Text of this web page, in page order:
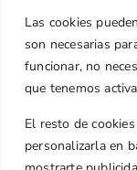
Las cookies
son necesarias
funcionar, no
que tenemos
El resto de
personalizarla en